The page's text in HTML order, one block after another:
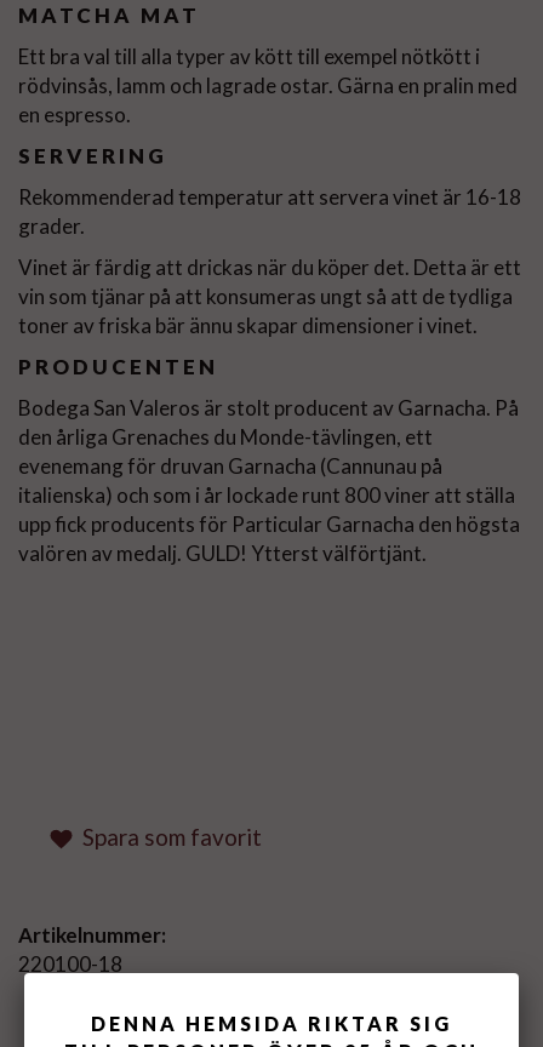
MATCHA MAT
Ett bra val till alla typer av kött till exempel nötkött i
rödvinsås, lamm och lagrade ostar. Gärna en pralin med
en espresso.
SERVERING
Rekommenderad temperatur att servera vinet är 16-18
grader.
Vinet är färdig att drickas när du köper det. Detta är ett
vin som tjänar på att konsumeras ungt så att de tydliga
toner av friska bär ännu skapar dimensioner i vinet.
PRODUCENTEN
Bodega San Valeros är stolt producent av Garnacha. På
den årliga Grenaches du Monde-tävlingen, ett
evenemang för druvan Garnacha (Cannunau på
italienska) och som i år lockade runt 800 viner att ställa
upp fick producents för Particular Garnacha den högsta
valören av medalj. GULD! Ytterst välförtjänt.
Spara som favorit
Artikelnummer:
220100-18
MEDELBETYG3 /5 BASERAT PÅ
DENNA HEMSIDA RIKTAR SIG